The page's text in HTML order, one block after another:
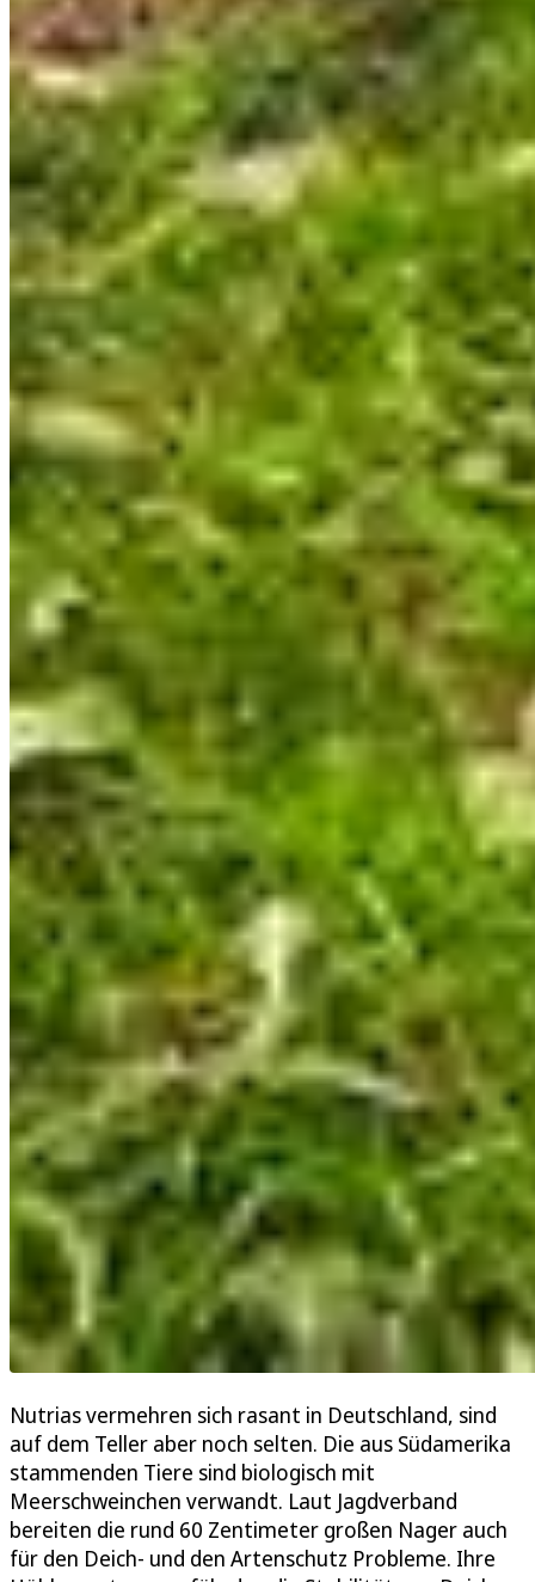
Nutrias vermehren sich rasant in Deutschland, sind
auf dem Teller aber noch selten. Die aus Südamerika
stammenden Tiere sind biologisch mit
Meerschweinchen verwandt. Laut Jagdverband
bereiten die rund 60 Zentimeter großen Nager auch
für den Deich- und den Artenschutz Probleme. Ihre